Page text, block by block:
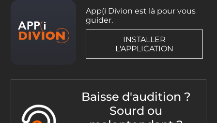
App(i Divion est là pour vous
guider.
INSTALLER
L'APPLICATION
Baisse d'audition ?
Sourd ou